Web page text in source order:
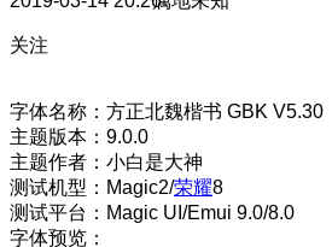
关注
字体名称：方正北魏楷书 GBK V5.30
主题版本：9.0.0
主题作者：小白是大神
测试机型：Magic2/荣耀8
测试平台：Magic UI/Emui 9.0/8.0
字体预览：